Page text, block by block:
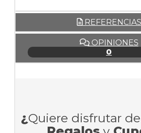
REFERENCIAS
OPINIONES
0
¿Quiere disfrutar de